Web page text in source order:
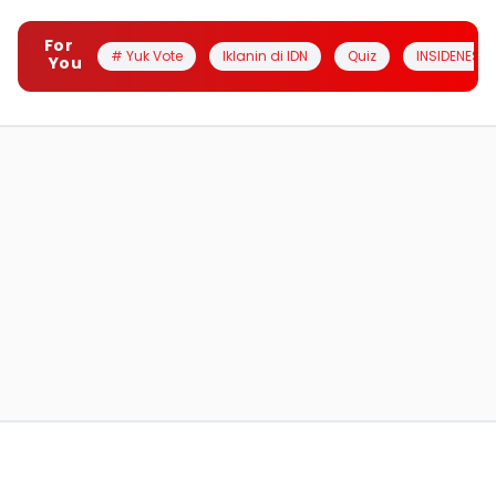
For
You
# Yuk Vote Iklanin di IDN Quiz INSIDENESIA